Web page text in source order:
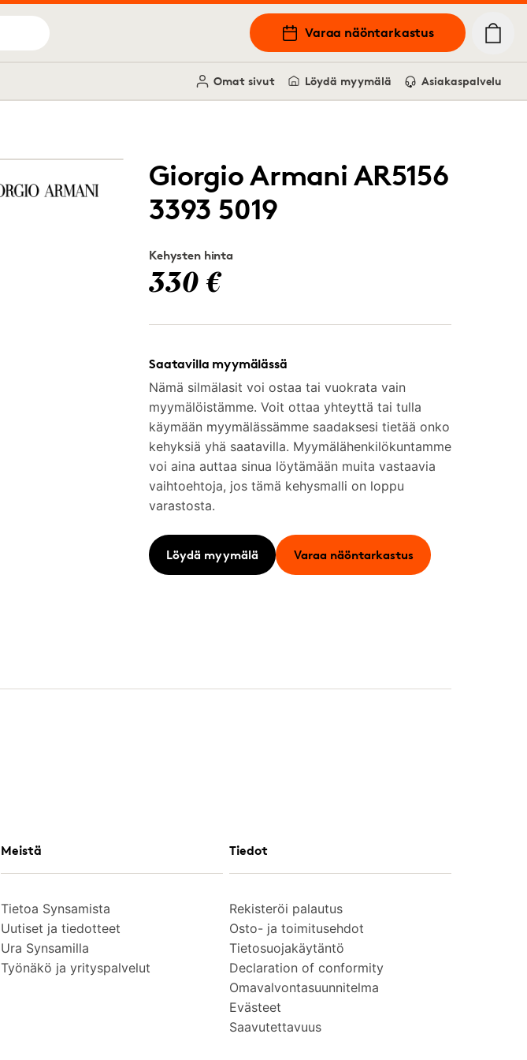
Varaa näöntarkastus
Omat sivut Löydä myymälä Asiakaspalvelu
Giorgio Armani AR5156
3393 5019
Kehysten hinta
330 €
Saatavilla myymälässä
Nämä silmälasit voi ostaa tai vuokrata vain
myymälöistämme. Voit ottaa yhteyttä tai tulla
käymään myymälässämme saadaksesi tietää onko
kehyksiä yhä saatavilla. Myymälähenkilökuntamme
voi aina auttaa sinua löytämään muita vastaavia
vaihtoehtoja, jos tämä kehysmalli on loppu
varastosta.
Löydä myymälä Varaa näöntarkastus
Meistä
Tietoa Synsamista
Uutiset ja tiedotteet
Ura Synsamilla
Työnäkö ja yrityspalvelut
Tiedot
Rekisteröi palautus
Osto- ja toimitusehdot
Tietosuojakäytäntö
Declaration of conformity
Omavalvontasuunnitelma
Evästeet
Saavutettavuus